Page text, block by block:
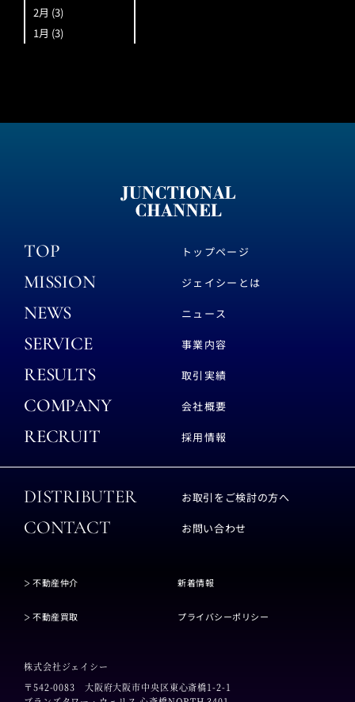
2月 (3)
1月 (3)
TOP トップページ
MISSION ジェイシーとは
NEWS ニュース
SERVICE 事業内容
RESULTS 取引実績
COMPANY 会社概要
RECRUIT 採用情報
DISTRIBUTER お取引をご検討の方へ
CONTACT お問い合わせ
不動産仲介
不動産買取
新着情報
プライバシーポリシー
株式会社ジェイシー
〒542-0083 大阪府大阪市中央区東心斎橋1-2-1